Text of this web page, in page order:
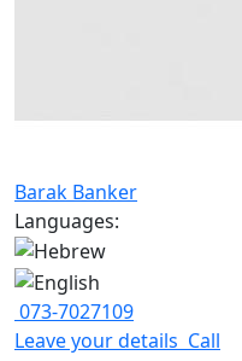
Barak Banker
Languages:
073-7027109
Leave your details Call